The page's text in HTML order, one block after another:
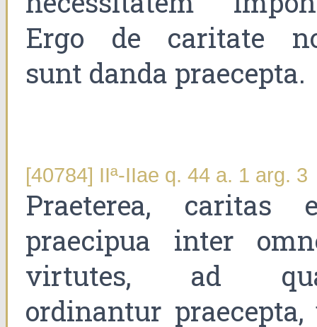
Ergo de caritate
sunt danda praecepta.
[40784] IIª-IIae q. 44 a. 1 arg. 3
Praeterea, caritas
praecipua inter
virtutes, ad
ordinantur praecepta,